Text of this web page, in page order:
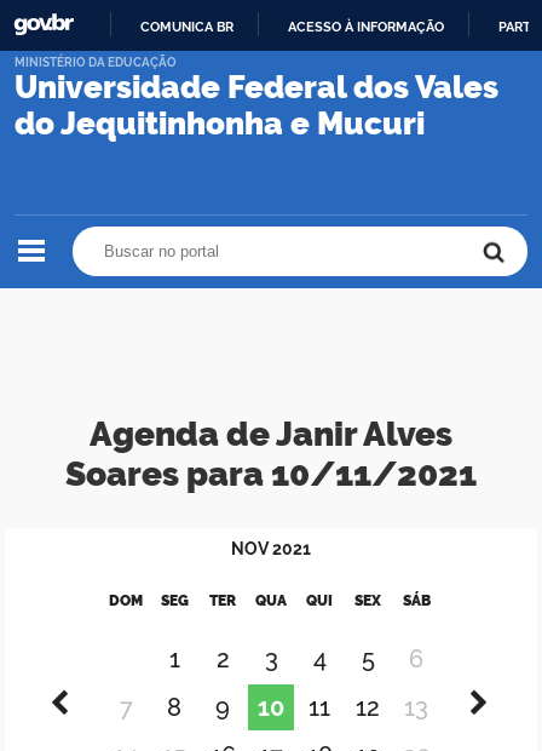
PARA
CONTEÚDO
COMUNICA BR ACESSO À INFORMAÇÃO
Universidade Federal dos Vales
do Jequitinhonha e Mucuri
MINISTÉRIO DA EDUCAÇÃO
Agenda de Janir Alves
Soares para 10/11/2021
NOV2021
DOM SEG TER QUA QUI SEX SÁB
1 2 3 4 5
6
7
8 9 10 11 12
13